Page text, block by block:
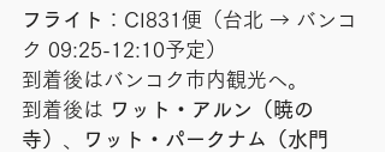
フライト ：CI831便（台北 → バンコ
ク 09:25-12:10予定）
到着後はバンコク市内観光へ。
到着後は ワット・アルン（暁の
寺）
ワット・パークナム（水門